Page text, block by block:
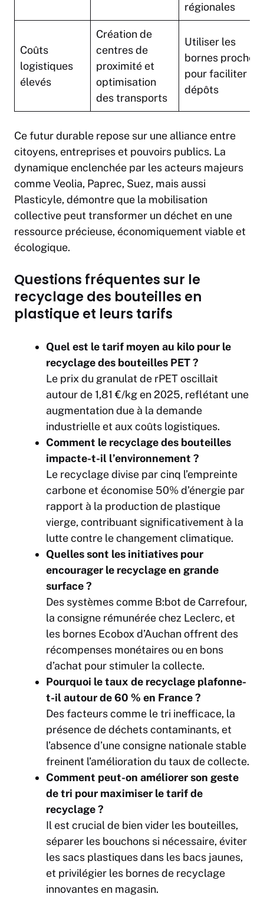
régionales
Coûts
logistiques
élevés
Création de
centres de
proximité et
optimisation
des transports
Utiliser les
bornes proches
pour faciliter les
dépôts
Ce futur durable repose sur une alliance entre
citoyens, entreprises et pouvoirs publics. La
dynamique enclenchée par les acteurs majeurs
comme Veolia, Paprec, Suez, mais aussi
Plasticyle, démontre que la mobilisation
collective peut transformer un déchet en une
ressource précieuse, économiquement viable et
écologique.
Questions fréquentes sur le
recyclage des bouteilles en
plastique et leurs tarifs
Quel est le tarif moyen au kilo pour le
recyclage des bouteilles PET ?
Le prix du granulat de rPET oscillait
autour de 1,81 €/kg en 2025, reflétant une
augmentation due à la demande
industrielle et aux coûts logistiques.
Comment le recyclage des bouteilles
impacte-t-il l’environnement ?
Le recyclage divise par cinq l’empreinte
carbone et économise 50% d’énergie par
rapport à la production de plastique
vierge, contribuant significativement à la
lutte contre le changement climatique.
Quelles sont les initiatives pour
encourager le recyclage en grande
surface ?
Des systèmes comme B:bot de Carrefour,
la consigne rémunérée chez Leclerc, et
les bornes Ecobox d’Auchan offrent des
récompenses monétaires ou en bons
d’achat pour stimuler la collecte.
Pourquoi le taux de recyclage plafonne-
t-il autour de 60 % en France ?
Des facteurs comme le tri inefficace, la
présence de déchets contaminants, et
l’absence d’une consigne nationale stable
freinent l’amélioration du taux de collecte.
Comment peut-on améliorer son geste
de tri pour maximiser le tarif de
recyclage ?
Il est crucial de bien vider les bouteilles,
séparer les bouchons si nécessaire, éviter
les sacs plastiques dans les bacs jaunes,
et privilégier les bornes de recyclage
innovantes en magasin.